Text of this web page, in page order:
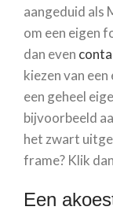
aangeduid als
om een eigen
dan even
kiezen van
een geheel
bijvoorbeeld
het zwart
frame? Klik dan
Een